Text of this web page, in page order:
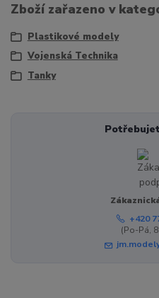
Zboží zařazeno v
Plastikové modely
Vojenská Technika
Tanky
+420
(Po-Pá,